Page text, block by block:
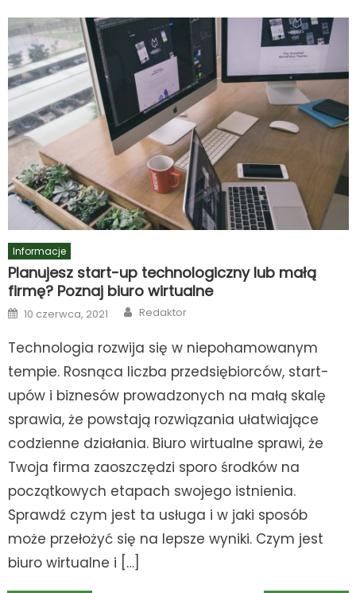
Informacje
Planujesz start-up technologiczny lub małą
firmę? Poznaj biuro wirtualne
Posted
on
10 czerwca, 2021 Author
Redaktor
Technologia rozwija się w niepohamowanym
tempie. Rosnąca liczba przedsiębiorców, start-
upów i biznesów prowadzonych na małą skalę
sprawia, że powstają rozwiązania ułatwiające
codzienne działania. Biuro wirtualne sprawi, że
Twoja firma zaoszczędzi sporo środków na
początkowych etapach swojego istnienia.
Sprawdź czym jest ta usługa i w jaki sposób
może przełożyć się na lepsze wyniki. Czym jest
biuro wirtualne i […]